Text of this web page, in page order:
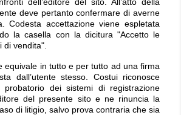
deve pertanto confermare di averne
Codesta accettazione viene espletata
la casella con la dicitura "Accetto le
di vendita".
equivale in tutto e per tutto ad una firma
dall’utente stesso. Costui riconosce
probatorio dei sistemi di registrazione
del presente sito e ne rinuncia la
di litigio, salvo prova contraria che sia